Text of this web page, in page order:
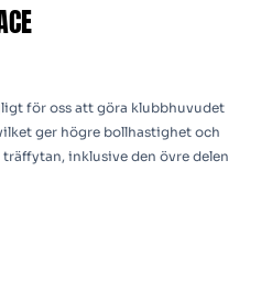
för oss att göra klubbhuvudet
ger högre bollhastighet och
inklusive den övre delen